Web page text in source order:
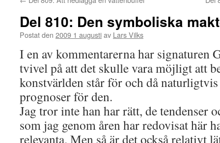
Del 810: Den symboliska
Postat den 2009 1 augustiav Lars Vilks
I en av kommentarerna har signaturen
tvivel på att det skulle vara möjligt att
konstvärlden står för och då
prognoser för den.
Jag tror inte han har rätt, de tendenser
som jag genom åren har redovisat här
relevanta. Men så är det också relativt